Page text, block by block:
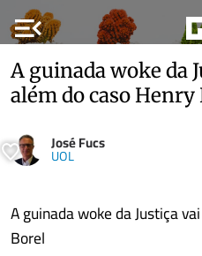
menu_open
A guinada woke da
além do caso Henry
José Fucs
UOL
A guinada woke da Justiça
Borel